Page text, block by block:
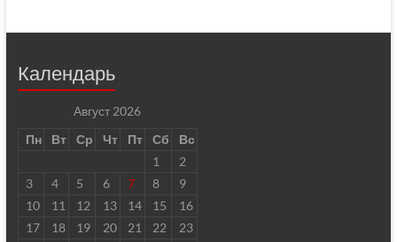
Календарь
Август 2026
Пн
Вт Ср Чт Пт Сб
Вс
1
2
3
4 5 6 7 8
9
10
11 12 13 14 15
16
17
18 19 20 21 22
23